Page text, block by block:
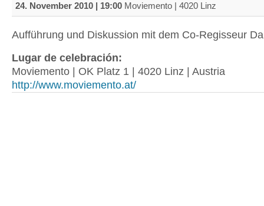
24. November 2010 | 19:00 Moviemento | 4020 Linz
Aufführung und Diskussion mit dem Co-Regisseur
Lugar de celebración:
Moviemento | OK Platz 1 | 4020 Linz | Austria
http://www.moviemento.at/